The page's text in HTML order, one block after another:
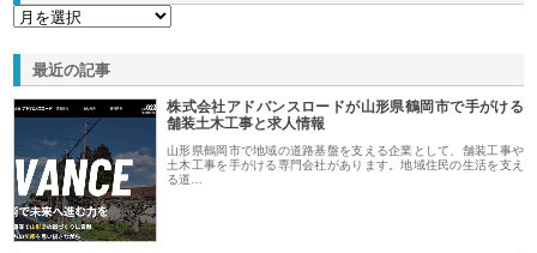
最近の記事
株式会社アドバンスロードが山形県鶴岡市で手がける
舗装土木工事と求人情報
山形県鶴岡市で地域の道路基盤を支える企業として、舗装工事や
土木工事を手がける専門会社があります。地域住民の生活を支え
る道…